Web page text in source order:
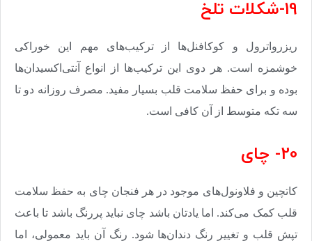
19-شکلات تلخ
ریزرواترول و کوکافنل‌ها از ترکیب‌های مهم این خوراکی
خوشمزه است. هر دوی این ترکیب‌ها از انواع آنتی‌اکسیدان‌ها
بوده و برای حفظ سلامت قلب بسیار مفید. مصرف روزانه دو تا
سه تکه متوسط از آن کافی است.
20- چای
کاتچین و فلاونول‌های موجود در هر فنجان چای به حفظ سلامت
قلب کمک می‌کند. اما یادتان باشد چای نباید پررنگ باشد تا باعث
تپش قلب و تغییر رنگ دندان‌ها شود. رنگ آن باید معمولی، اما